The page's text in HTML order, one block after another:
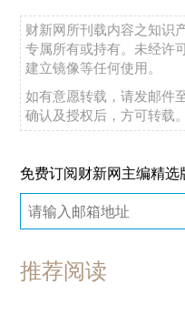
财新网所刊载内容之知识
专属所有或持有。未经许
建立镜像等任何使用。
如有意愿转载，请发邮件
确认及授权后，方可转载。
免费订阅财新网主编精选
推荐阅读